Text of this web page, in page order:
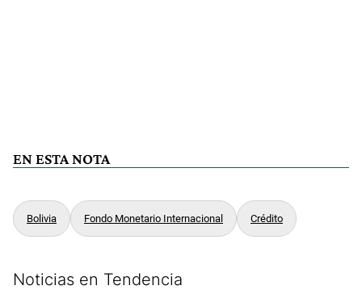
EN ESTA NOTA
Bolivia Fondo Monetario Internacional Crédito
Noticias en Tendencia